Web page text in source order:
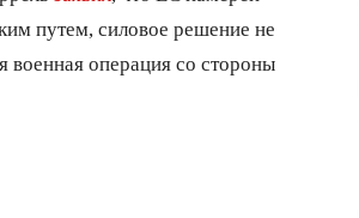
путем, силовое решение не
военная операция со стороны